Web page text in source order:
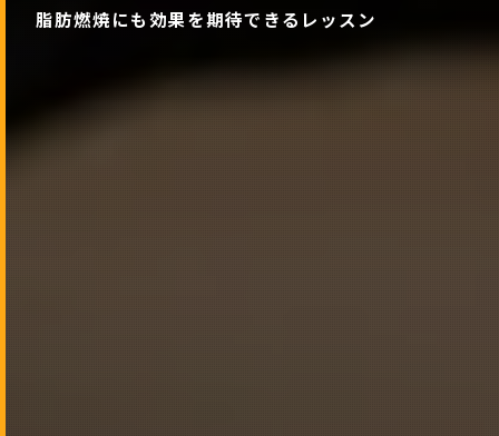
脂肪燃焼にも効果を期待できるレッスン